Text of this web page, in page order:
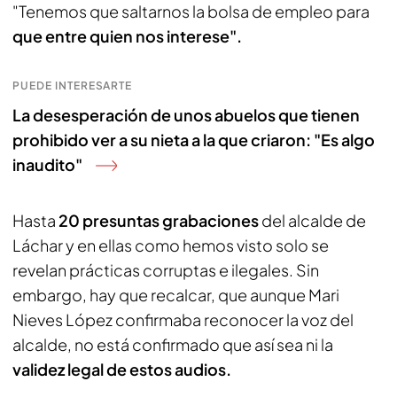
"Tenemos que saltarnos la bolsa de empleo para
que entre quien nos interese".
PUEDE INTERESARTE
La desesperación de unos abuelos que tienen
prohibido ver a su nieta a la que criaron: "Es algo
inaudito"
Hasta 20 presuntas grabacionesdel alcalde de
Láchar y en ellas como hemos visto solo se
revelan prácticas corruptas e ilegales. Sin
embargo, hay que recalcar, que aunque Mari
Nieves López confirmaba reconocer la voz del
alcalde, no está confirmado que así sea ni la
validez legal de estos audios.